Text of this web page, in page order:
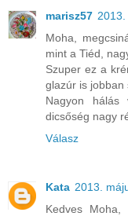
marisz57
Moha,
mint a Tiéd,
Szuper ez a
glazúr is jobban
Nagyon
dicsőség nagy
Válasz
Kata 2013.
Kedves